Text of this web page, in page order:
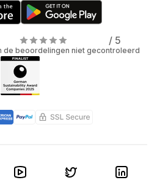
/ 5
de beoordelingen niet gecontroleerd